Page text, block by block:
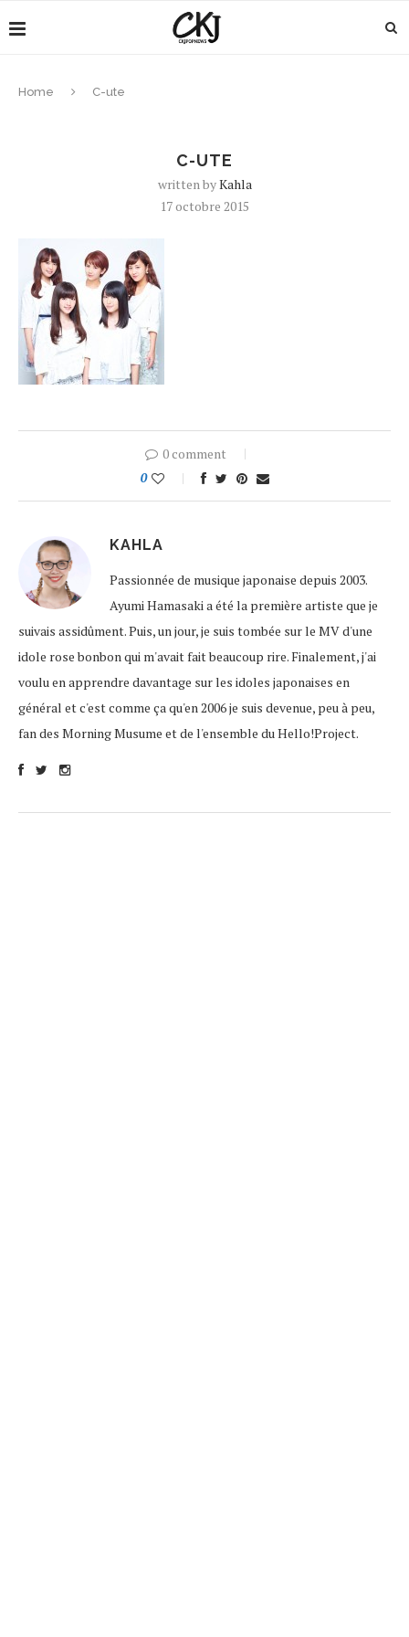
Home C-ute
C-UTE
written byKahla
17 octobre 2015
0 comment
0
KAHLA
Passionnée de musique japonaise depuis 2003.
Ayumi Hamasaki a été la première artiste que je
suivais assidûment. Puis, un jour, je suis tombée sur le MV d'une
idole rose bonbon qui m'avait fait beaucoup rire. Finalement, j'ai
voulu en apprendre davantage sur les idoles japonaises en
général et c'est comme ça qu'en 2006 je suis devenue, peu à peu,
fan des Morning Musume et de l'ensemble du Hello!Project.